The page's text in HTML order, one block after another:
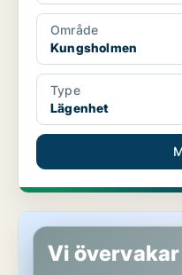
Område
Kungsholmen
Type
Lägenhet
Lägenhet i Söderort
Vi